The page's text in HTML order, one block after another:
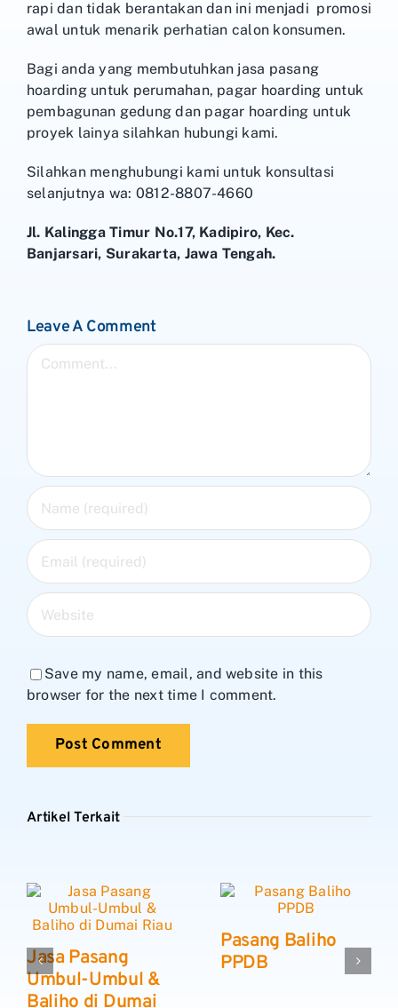
rapi dan tidak berantakan dan ini menjadi promosi
awal untuk menarik perhatian calon konsumen.
Bagi anda yang membutuhkan jasa pasang
hoarding untuk perumahan, pagar hoarding untuk
pembagunan gedung dan pagar hoarding untuk
proyek lainya silahkan hubungi kami.
Silahkan menghubungi kami untuk konsultasi
selanjutnya wa: 0812-8807-4660
Jl. Kalingga Timur No.17, Kadipiro, Kec.
Banjarsari, Surakarta, Jawa Tengah.
Leave A Comment
Comment
Save my name, email, and website in this
browser for the next time I comment.
Artikel Terkait
Jasa Pasang
Umbul-Umbul &
Baliho di Dumai
Pasang Baliho
PPDB